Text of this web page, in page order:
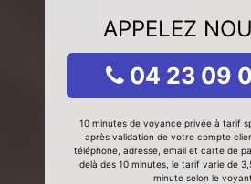
APPELEZ
04 23 09
10 minutes de voyance privée à tarif
après validation de votre compte
téléphone, adresse, email et carte de
delà des 10 minutes, le tarif varie de
minute selon le voyant.